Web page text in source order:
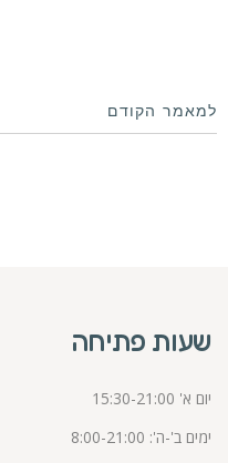
למאמר הקודם
שעות פתיחה
יום א' 15:30-21:00
ימים ב'-ה': 8:00-21:00